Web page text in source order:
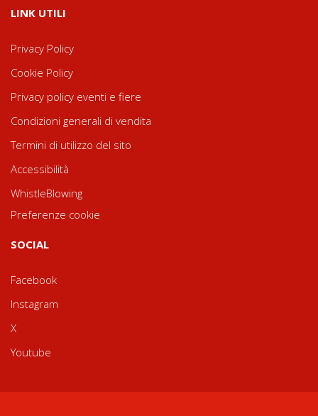
LINK UTILI
Privacy Policy
Cookie Policy
Privacy policy eventi e fiere
Condizioni generali di vendita
Termini di utilizzo del sito
Accessibilità
WhistleBlowing
Preferenze cookie
SOCIAL
Facebook
Instagram
X
Youtube